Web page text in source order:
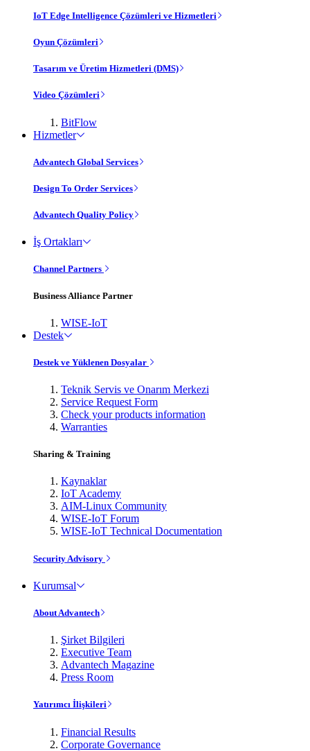
IoT Edge Intelligence Çözümleri ve Hizmetleri
Oyun Çözümleri
Tasarım ve Üretim Hizmetleri (DMS)
Video Çözümleri
BitFlow
Hizmetler
Advantech Global Services
Design To Order Services
Advantech Quality Policy
İş Ortakları
Channel Partners
Business Alliance Partner
WISE-IoT
Destek
Destek ve Yüklenen Dosyalar
Teknik Servis ve Onarım Merkezi
Service Request Form
Check your products information
Warranties
Sharing & Training
Kaynaklar
IoT Academy
AIM-Linux Community
WISE-IoT Forum
WISE-IoT Technical Documentation
Security Advisory
Kurumsal
About Advantech
Şirket Bilgileri
Executive Team
Advantech Magazine
Press Room
Yatırımcı İlişkileri
Financial Results
Corporate Governance